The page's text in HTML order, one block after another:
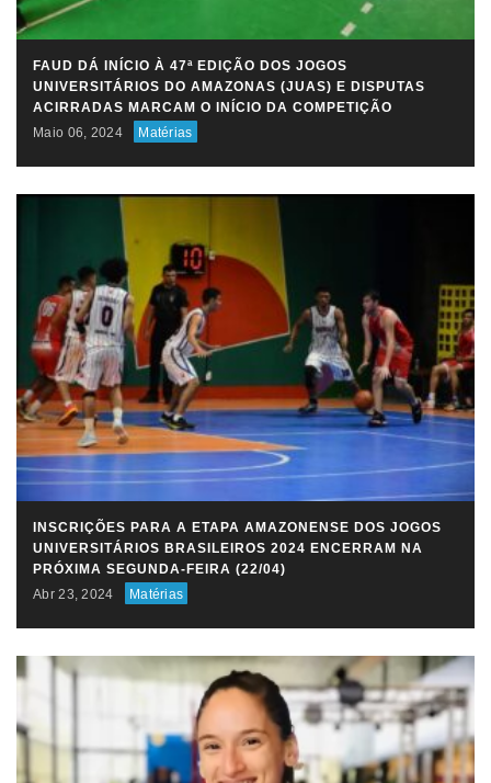
FAUD DÁ INÍCIO À 47ª EDIÇÃO DOS JOGOS
UNIVERSITÁRIOS DO AMAZONAS (JUAS) E DISPUTAS
ACIRRADAS MARCAM O INÍCIO DA COMPETIÇÃO
Maio 06, 2024
Matérias
INSCRIÇÕES PARA A ETAPA AMAZONENSE DOS JOGOS
UNIVERSITÁRIOS BRASILEIROS 2024 ENCERRAM NA
PRÓXIMA SEGUNDA-FEIRA (22/04)
Abr 23, 2024
Matérias